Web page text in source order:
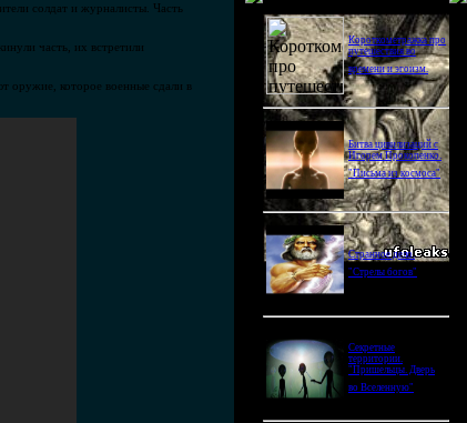
солдат и журналисты. Часть
часть, их встретили
оружие, которое военные сдали в
Короткометражка про
путешествия во
времени и эгоизм.
Битва цивилизаций с
Игорем Прокопенко.
"Письма из космоса"
Странное дело.
"Стрелы богов"
Секретные
территории.
"Пришельцы. Дверь
во Вселенную"